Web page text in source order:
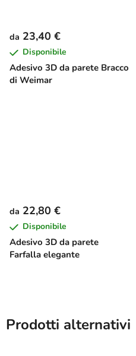
Adesivo 3D da parete Bracco
di Weimar
da 23,40 €
Disponibile
Adesivo 3D da parete
Farfalla elegante
da 22,80 €
Disponibile
Prodotti alternativi